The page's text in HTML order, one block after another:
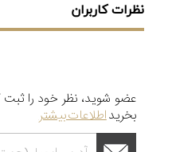
نظرات کاربران
عضو شوید، نظر خود را ثبت
بخریداطلاعات بیشتر